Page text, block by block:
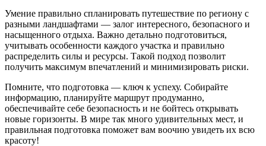
Умение правильно спланировать путешествие по региону с
разными ландшафтами — залог интересного, безопасного и
насыщенного отдыха. Важно детально подготовиться,
учитывать особенности каждого участка и правильно
распределить силы и ресурсы. Такой подход позволит
получить максимум впечатлений и минимизировать риски.
Помните, что подготовка — ключ к успеху. Собирайте
информацию, планируйте маршрут продуманно,
обеспечивайте себе безопасность и не бойтесь открывать
новые горизонты. В мире так много удивительных мест, и
правильная подготовка поможет вам воочию увидеть их всю
красоту!